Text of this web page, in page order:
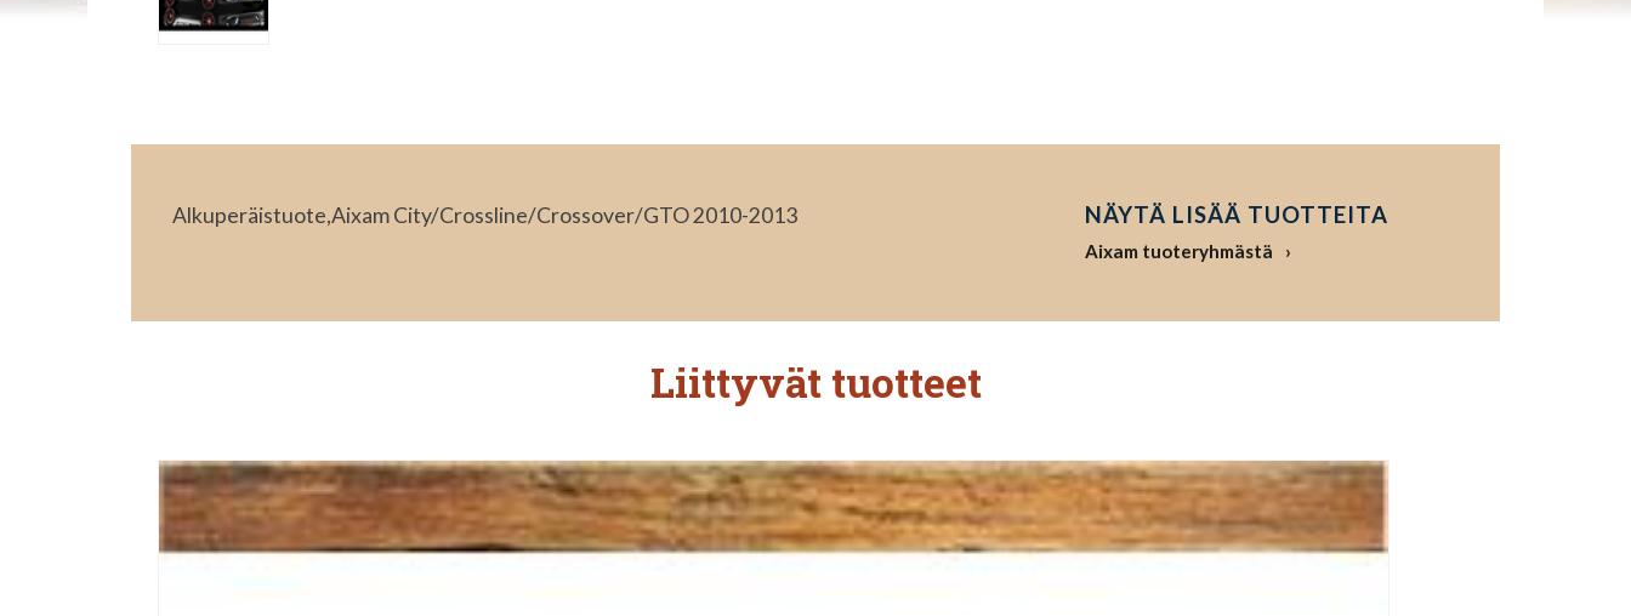
Alkuperäistuote,Aixam City/Crossline/Crossover/GTO 2010-2013 NÄYTÄ LISÄÄ TUOTTEITA
Aixam tuoteryhmästä
Liittyvät tuotteet